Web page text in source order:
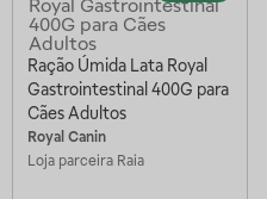
Ração Úmida Lata Royal
Gastrointestinal 400G para
Cães Adultos
Royal Canin
Loja parceira Raia